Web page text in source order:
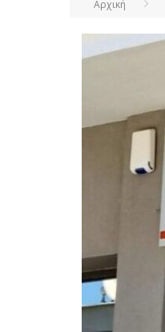
Αρχική